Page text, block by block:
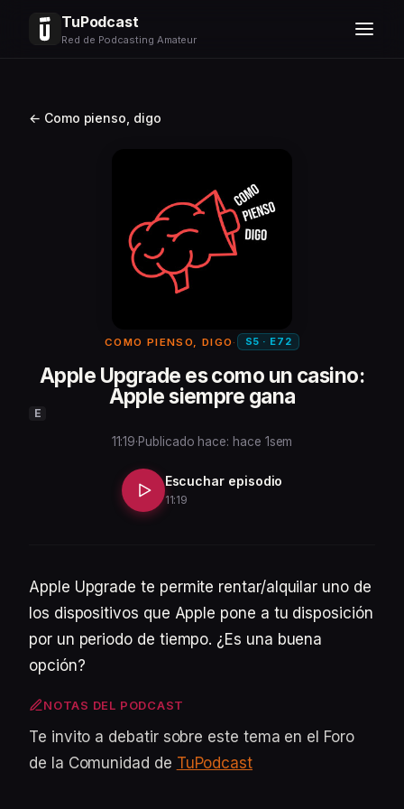
TuPodcast
Red de Podcasting Amateur
← Como pienso, digo
COMO PIENSO, DIGO · S5 · E72
Apple Upgrade es como un casino:
Apple siempre gana
E
11:19·Publicado hace: hace 1sem
Escuchar episodio
11:19
Apple Upgrade te permite rentar/alquilar uno de
los dispositivos que Apple pone a tu disposición
por un periodo de tiempo. ¿Es una buena
opción?
NOTAS DEL PODCAST
Te invito a debatir sobre este tema en el Foro
de la Comunidad de TuPodcast